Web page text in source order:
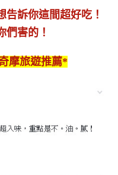
告訴你這間超好吃！
們害的！
摩旅遊推薦*